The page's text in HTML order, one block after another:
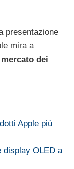
presentazione
mira a
dei
Apple più
display OLED a